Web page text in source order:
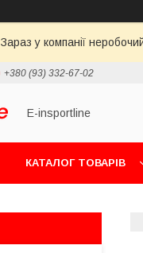
Зараз у компанії
+380 (93) 332-67-02
E-insportline
КАТАЛОГ ТОВАРІВ